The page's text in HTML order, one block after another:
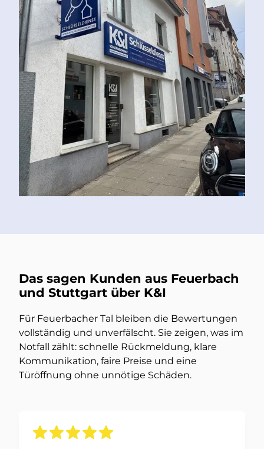
Das sagen Kunden aus Feuerbach
und Stuttgart über K&I
Für Feuerbacher Tal bleiben die Bewertungen
vollständig und unverfälscht. Sie zeigen, was im
Notfall zählt: schnelle Rückmeldung, klare
Kommunikation, faire Preise und eine
Türöffnung ohne unnötige Schäden.